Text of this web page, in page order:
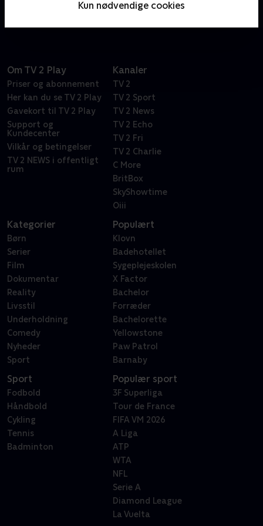
Kun nødvendige cookies
seksualitet gennem en rå og ufiltreret linse.
Om TV 2 Play
Priser og abonnement
Her kan du se TV 2 Play
Gavekort til TV 2 Play
Support og
Kundecenter
Vilkår og betingelser
TV 2 NEWS i offentligt
rum
Kanaler
TV 2
TV 2 Sport
TV 2 News
TV 2 Echo
TV 2 Fri
TV 2 Charlie
C More
BritBox
SkyShowtime
Oiii
Kategorier
Børn
Serier
Film
Dokumentar
Reality
Livsstil
Underholdning
Comedy
Nyheder
Sport
Populært
Klovn
Badehotellet
Sygeplejeskolen
X Factor
Bachelor
Forræder
Bachelorette
Yellowstone
Paw Patrol
Barnaby
Sport
Fodbold
Håndbold
Cykling
Tennis
Badminton
Populær sport
3F Superliga
Tour de France
FIFA VM 2026
A Liga
ATP
WTA
NFL
Serie A
Diamond League
La Vuelta